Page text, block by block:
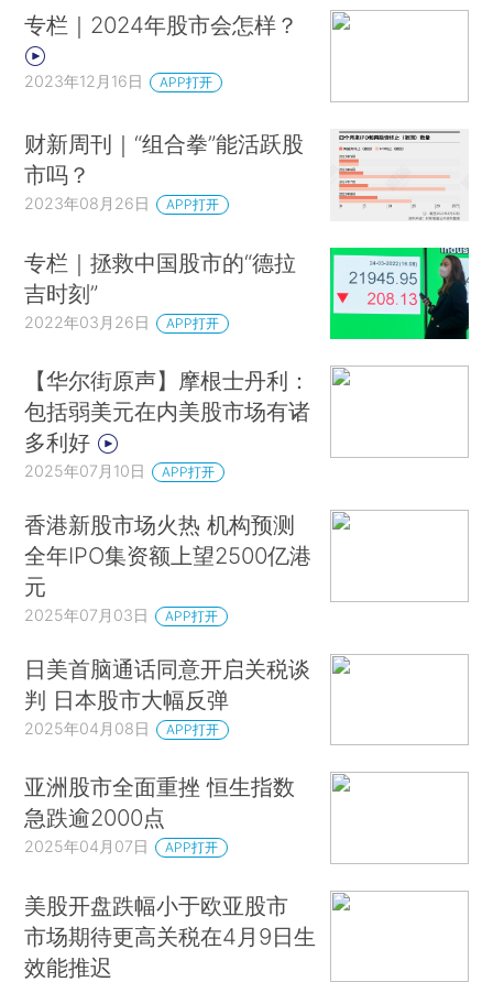
专栏｜2024年股市会怎样？
2023年12月16日 APP打开
财新周刊｜“组合拳”能活跃股
市吗？
2023年08月26日 APP打开
专栏｜拯救中国股市的“德拉
吉时刻”
2022年03月26日 APP打开
【华尔街原声】摩根士丹利：
包括弱美元在内美股市场有诸
多利好
2025年07月10日 APP打开
香港新股市场火热 机构预测
全年IPO集资额上望2500亿港
元
2025年07月03日 APP打开
日美首脑通话同意开启关税谈
判 日本股市大幅反弹
2025年04月08日 APP打开
亚洲股市全面重挫 恒生指数
急跌逾2000点
2025年04月07日 APP打开
美股开盘跌幅小于欧亚股市
市场期待更高关税在4月9日生
效能推迟